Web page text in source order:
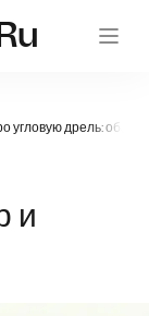
угловую дрель:
и